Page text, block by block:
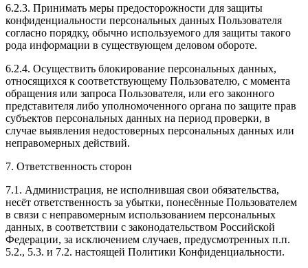
6.2.3. Принимать меры предосторожности для защиты
конфиденциальности персональных данных Пользователя
согласно порядку, обычно используемого для защиты такого
рода информации в существующем деловом обороте.
6.2.4. Осуществить блокирование персональных данных,
относящихся к соответствующему Пользователю, с момента
обращения или запроса Пользователя, или его законного
представителя либо уполномоченного органа по защите прав
субъектов персональных данных на период проверки, в
случае выявления недостоверных персональных данных или
неправомерных действий.
7. Ответственность сторон
7.1. Администрация, не исполнившая свои обязательства,
несёт ответственность за убытки, понесённые Пользователем
в связи с неправомерным использованием персональных
данных, в соответствии с законодательством Российской
Федерации, за исключением случаев, предусмотренных п.п.
5.2., 5.3. и 7.2. настоящей Политики Конфиденциальности.